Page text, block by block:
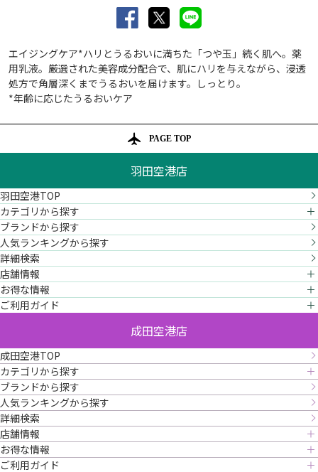
エイジングケア*ハリとうるおいに満ちた「つや玉」続く肌へ。薬
用乳液。厳選された美容成分配合で、肌にハリを与えながら、浸透
処方で角層深くまでうるおいを届けます。しっとり。
*年齢に応じたうるおいケア
PAGE TOP
羽田空港店
羽田空港TOP
カテゴリから探す
ブランドから探す
人気ランキングから探す
詳細検索
店舗情報
お得な情報
ご利用ガイド
成田空港店
成田空港TOP
カテゴリから探す
ブランドから探す
人気ランキングから探す
詳細検索
店舗情報
お得な情報
ご利用ガイド